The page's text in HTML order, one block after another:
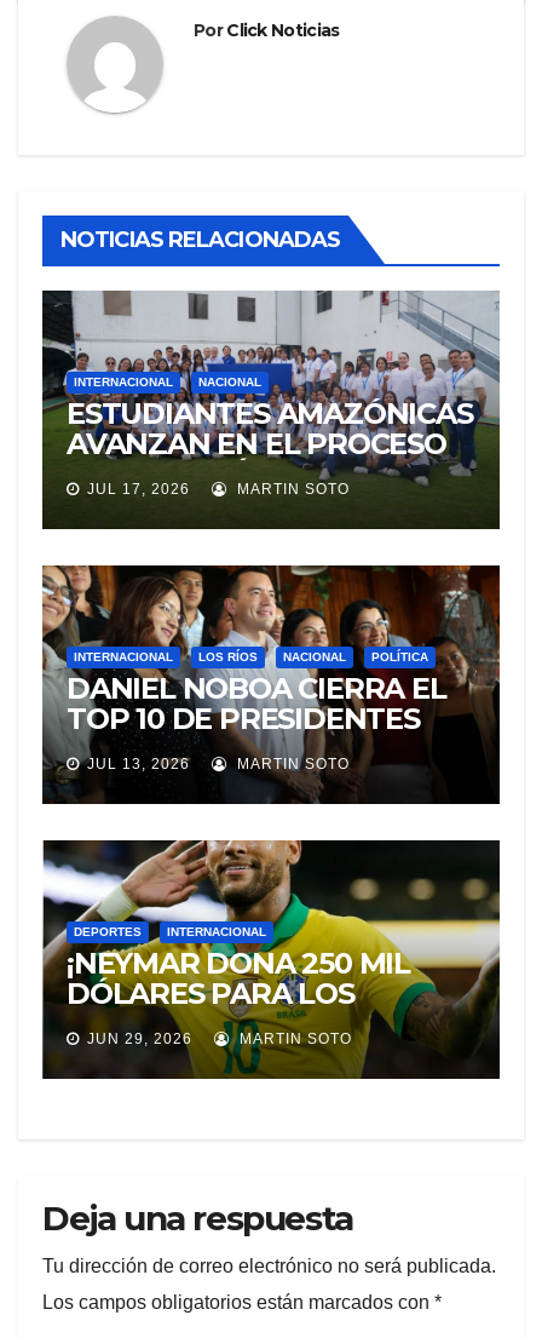
PorClick Noticias
NOTICIAS RELACIONADAS
INTERNACIONAL NACIONAL
ESTUDIANTES AMAZÓNICAS
AVANZAN EN EL PROCESO
DE SELECCIÓN PARA
REPRESENTAR A ECUADOR
EN EXPERIENCIA
EDUCATIVA DE LA NASA
JUL 17, 2026 MARTIN SOTO
INTERNACIONAL LOS RÍOS NACIONAL POLÍTICA
DANIEL NOBOA CIERRA EL
TOP 10 DE PRESIDENTES
CON MEJOR IMAGEN EN
AMÉRICA LATINA
JUL 13, 2026 MARTIN SOTO
DEPORTES INTERNACIONAL
¡NEYMAR DONA 250 MIL
DÓLARES PARA LOS
DAMNIFICADOS POR LOS
TERREMOTOS EN
VENEZUELA!
JUN 29, 2026 MARTIN SOTO
Deja una respuesta
Tu dirección de correo electrónico no será publicada.
Los campos obligatorios están marcados con *